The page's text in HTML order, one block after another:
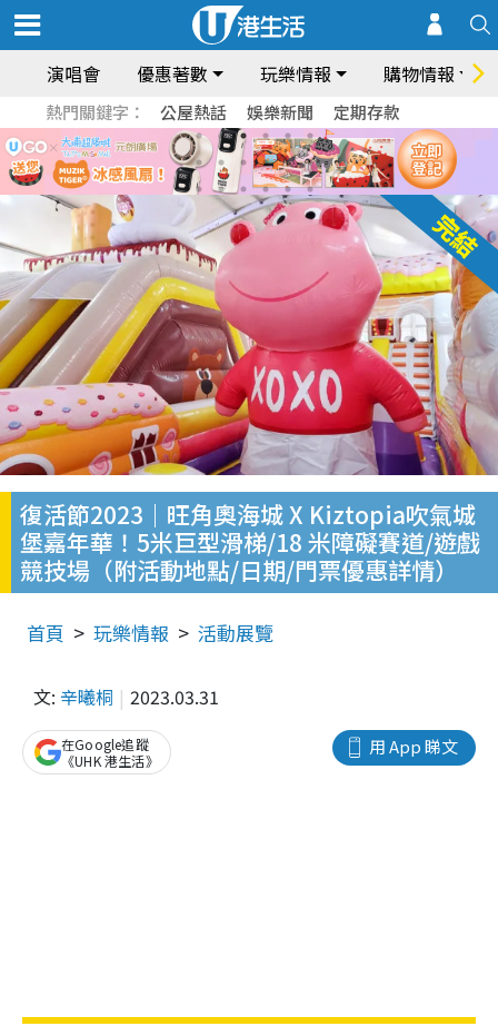
演唱會 優惠著數 玩樂情報 購物情報
熱門關鍵字： 公屋熱話 娛樂新聞 定期存款
復活節2023｜旺角奧海城 X Kiztopia吹氣城
堡嘉年華！5米巨型滑梯/18 米障礙賽道/遊戲
競技場（附活動地點/日期/門票優惠詳情）
首頁 玩樂情報 活動展覽
文: 辛曦桐 2023.03.31
用 App 睇文
在Google追蹤
《UHK 港生活》